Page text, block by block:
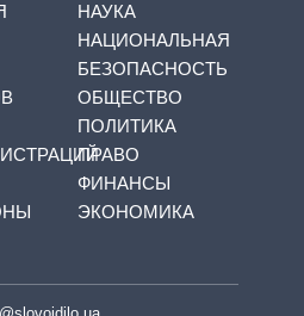
НАУКА
НАЦИОНАЛЬНАЯ
БЕЗОПАСНОСТЬ
ОБЩЕСТВО
ПОЛИТИКА
ПРАВО
ФИНАНСЫ
ЭКОНОМИКА